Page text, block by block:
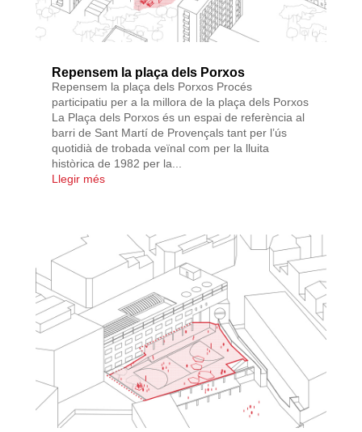
Repensem la plaça dels Porxos
Repensem la plaça dels Porxos Procés
participatiu per a la millora de la plaça dels Porxos
La Plaça dels Porxos és un espai de referència al
barri de Sant Martí de Provençals tant per l’ús
quotidià de trobada veïnal com per la lluita
històrica de 1982 per la...
Llegir més